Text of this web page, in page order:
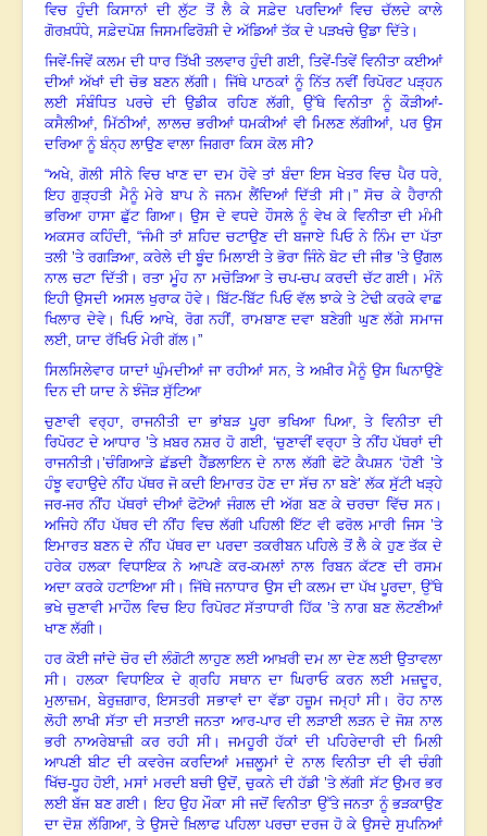
ਵਿਚ ਹੁੰਦੀ ਕਿਸਾਨਾਂ ਦੀ ਲੁੱਟ ਤੋਂ ਲੈ ਕੇ ਸਫ਼ੇਦ ਪਰਦਿਆਂ ਵਿਚ ਚੱਲਦੇ ਕਾਲੇ
ਗੋਰਖ਼ਧੰਧੇ, ਸਫ਼ੇਦਪੋਸ਼ ਜਿਸਮਫਿਰੋਸ਼ੀ ਦੇ ਅੱਡਿਆਂ ਤੱਕ ਦੇ ਪੜਖਚੇ ਉਡਾ ਦਿੱਤੇ।
ਜਿਵੇਂ-ਜਿਵੇਂ ਕਲਮ ਦੀ ਧਾਰ ਤਿੱਖੀ ਤਲਵਾਰ ਹੁੰਦੀ ਗਈ, ਤਿਵੇਂ-ਤਿਵੇਂ ਵਿਨੀਤਾ ਕਈਆਂ
ਦੀਆਂ ਅੱਖਾਂ ਦੀ ਚੋਭ ਬਣਨ ਲੱਗੀ। ਜਿੱਥੇ ਪਾਠਕਾਂ ਨੂੰ ਨਿੱਤ ਨਵੀਂ ਰਿਪੋਰਟ ਪੜ੍ਹਨ
ਲਈ ਸੰਬੰਧਿਤ ਪਰਚੇ ਦੀ ਉਡੀਕ ਰਹਿਣ ਲੱਗੀ,ਉੱਥੇ ਵਿਨੀਤਾ ਨੂੰ ਕੌੜੀਆਂ-
ਕਸੈਲੀਆਂ,ਮਿੱਠੀਆਂ, ਲਾਲਚ ਭਰੀਆਂ ਧਮਕੀਆਂ ਵੀ ਮਿਲਣ ਲੱਗੀਆਂ, ਪਰ ਉਸ
ਦਰਿਆ ਨੂੰ ਬੰਨ੍ਹ ਲਾਉਣ ਵਾਲਾ ਜਿਗਰਾ ਕਿਸ ਕੋਲ ਸੀ?
“ਅਖੇ,ਗੋਲੀ ਸੀਨੇ ਵਿਚ ਖਾਣ ਦਾ ਦਮ ਹੋਵੇ ਤਾਂ ਬੰਦਾ ਇਸ ਖੇਤਰ ਵਿਚ ਪੈਰ ਧਰੇ,
ਇਹ ਗੁੜ੍ਹਤੀ ਮੈਨੂੰ ਮੇਰੇ ਬਾਪ ਨੇ ਜਨਮ ਲੈਂਦਿਆਂ ਦਿੱਤੀ ਸੀ।”ਸੋਚ ਕੇ ਹੈਰਾਨੀ
ਭਰਿਆ ਹਾਸਾ ਛੁੱਟ ਗਿਆ।ਉਸ ਦੇ ਵਧਦੇ ਹੌਸਲੇ ਨੂੰ ਵੇਖ ਕੇ ਵਿਨੀਤਾ ਦੀ ਮੰਮੀ
ਅਕਸਰ ਕਹਿੰਦੀ, “ਜੰਮੀ ਤਾਂ ਸ਼ਹਿਦ ਚਟਾਉਣ ਦੀ ਬਜਾਏ ਪਿਓ ਨੇ ਨਿੰਮ ਦਾ ਪੱਤਾ
ਤਲੀ ’ਤੇ ਰਗੜਿਆ,ਕਰੇਲੇ ਦੀ ਬੂੰਦ ਮਿਲਾਈ ਤੇ ਭੋਰਾ ਜਿੰਨੇ ਬੋਟ ਦੀ ਜੀਭ ’ਤੇ ਉਂਗਲ
ਨਾਲ ਚਟਾ ਦਿੱਤੀ।ਰਤਾ ਮੂੰਹ ਨਾ ਮਚੋੜਿਆ ਤੇ ਚਪ-ਚਪ ਕਰਦੀ ਚੱਟ ਗਈ। ਮੰਨੋ
ਇਹੀ ਉਸਦੀ ਅਸਲ ਖੁਰਾਕ ਹੋਵੇ।ਬਿੱਟ-ਬਿੱਟ ਪਿਓ ਵੱਲ ਝਾਕੇ ਤੇ ਟੇਢੀ ਕਰਕੇ ਵਾਛ
ਖਿਲਾਰ ਦੇਵੇ।ਪਿਓ ਆਖੇ, ਰੋਗ ਨਹੀਂ, ਰਾਮਬਾਣ ਦਵਾ ਬਣੇਗੀ ਘੁਣ ਲੱਗੇ ਸਮਾਜ
ਲਈ, ਯਾਦ ਰੱਖਿਓ ਮੇਰੀ ਗੱਲ ।”
ਸਿਲਸਿਲੇਵਾਰ ਯਾਦਾਂ ਘੁੰਮਦੀਆਂ ਜਾ ਰਹੀਆਂ ਸਨ, ਤੇ ਅਖ਼ੀਰ ਮੈਨੂੰ ਉਸ ਘਿਨਾਉਣੇ
ਦਿਨ ਦੀ ਯਾਦ ਨੇ ਝੰਜੋੜ ਸੁੱਟਿਆ
ਚੁਣਾਵੀ ਵਰ੍ਹਾ, ਰਾਜਨੀਤੀ ਦਾ ਭਾਂਬੜ ਪੂਰਾ ਭਖਿਆ ਪਿਆ, ਤੇ ਵਿਨੀਤਾ ਦੀ
ਰਿਪੋਰਟ ਦੇ ਆਧਾਰ ’ਤੇ ਖ਼ਬਰ ਨਸ਼ਰ ਹੋ ਗਈ, ‘ਚੁਣਾਵੀਂ ਵਰ੍ਹਾ ਤੇ ਨੀਂਹ ਪੱਥਰਾਂ ਦੀ
ਰਾਜਨੀਤੀ।’ਚੰਗਿਆੜੇ ਛੱਡਦੀ ਹੈੱਡਲਾਇਨ ਦੇ ਨਾਲ ਲੱਗੀ ਫੋਟੋ ਕੈਪਸ਼ਨ ‘ਹੋਣੀ ’ਤੇ
ਹੰਝੂ ਵਹਾਉਦੇ ਨੀਂਹ ਪੱਥਰ ਜੋ ਕਦੀ ਇਮਾਰਤ ਹੋਣ ਦਾ ਸੱਚ ਨਾ ਬਣੇ’ ਲੱਕ ਸੁੱਟੀ ਖੜ੍ਹੇ
ਜਰ-ਜਰ ਨੀਂਹ ਪੱਥਰਾਂ ਦੀਆਂ ਫੋਟੋਆਂ ਜੰਗਲ ਦੀ ਅੱਗ ਬਣ ਕੇ ਚਰਚਾ ਵਿੱਚ ਸਨ।
ਅਜਿਹੇ ਨੀਂਹ ਪੱਥਰ ਦੀ ਨੀਂਹ ਵਿਚ ਲੱਗੀ ਪਹਿਲੀ ਇੱਟ ਵੀ ਫਰੋਲ ਮਾਰੀ ਜਿਸ ’ਤੇ
ਇਮਾਰਤ ਬਣਨ ਦੇ ਨੀਂਹ ਪੱਥਰ ਦਾ ਪਰਦਾ ਤਕਰੀਬਨ ਪਹਿਲੇ ਤੋਂ ਲੈ ਕੇ ਹੁਣ ਤੱਕ ਦੇ
ਹਰੇਕ ਹਲਕਾ ਵਿਧਾਇਕ ਨੇ ਆਪਣੇ ਕਰ-ਕਮਲਾਂ ਨਾਲ ਰਿਬਨ ਕੱਟਣ ਦੀ ਰਸਮ
ਅਦਾ ਕਰਕੇ ਹਟਾਇਆ ਸੀ।ਜਿੱਥੇ ਜਨਾਧਾਰ ਉਸ ਦੀ ਕਲਮ ਦਾ ਪੱਖ ਪੂਰਦਾ,ਉੱਥੇ
ਭਖੇ ਚੁਣਾਵੀ ਮਾਹੌਲ ਵਿਚ ਇਹ ਰਿਪੋਰਟ ਸੱਤਾਧਾਰੀ ਹਿੱਕ ’ਤੇ ਨਾਗ ਬਣ ਲੋਟਣੀਆਂ
ਖਾਣ ਲੱਗੀ।
ਹਰ ਕੋਈ ਜਾਂਦੇ ਚੋਰ ਦੀ ਲੰਗੋਟੀ ਲਾਹੁਣ ਲਈ ਆਖ਼ਰੀ ਦਮ ਲਾ ਦੇਣ ਲਈ ਉਤਾਵਲਾ
ਸੀ।ਹਲਕਾ ਵਿਧਾਇਕ ਦੇ ਗ੍ਰਹਿ ਸਥਾਨ ਦਾ ਘਿਰਾਓ ਕਰਨ ਲਈ ਮਜ਼ਦੂਰ,
ਮੁਲਾਜ਼ਮ, ਬੇਰੁਜ਼ਗਾਰ,ਇਸਤਰੀ ਸਭਾਵਾਂ ਦਾ ਵੱਡਾ ਹਜ਼ੂਮ ਜਮ੍ਹਾਂ ਸੀ। ਰੋਹ ਨਾਲ
ਲੋਹੀ ਲਾਖੀ ਸੱਤਾ ਦੀ ਸਤਾਈ ਜਨਤਾ ਆਰ-ਪਾਰ ਦੀ ਲੜਾਈ ਲੜਨ ਦੇ ਜੋਸ਼ ਨਾਲ
ਭਰੀ ਨਾਅਰੇਬਾਜ਼ੀ ਕਰ ਰਹੀ ਸੀ। ਜਮਹੂਰੀ ਹੱਕਾਂ ਦੀ ਪਹਿਰੇਦਾਰੀ ਦੀ ਮਿਲੀ
ਆਪਣੀ ਬੀਟ ਦੀ ਕਵਰੇਜ ਕਰਦਿਆਂ ਮਜ਼ਲੂਮਾਂ ਦੇ ਨਾਲ ਵਿਨੀਤਾ ਦੀ ਵੀ ਚੰਗੀ
ਖਿੱਚ-ਧੂਹ ਹੋਈ,ਮਸਾਂ ਮਰਦੀ ਬਚੀ ਉਦੋਂ,ਚੁਕਨੇ ਦੀ ਹੱਡੀ ’ਤੇ ਲੱਗੀ ਸੱਟ ਉਮਰ ਭਰ
ਲਈ ਬੱਜ ਬਣ ਗਈ।ਇਹ ਉਹ ਮੌਕਾ ਸੀ ਜਦੋਂ ਵਿਨੀਤਾ ਉੱਤੇ ਜਨਤਾ ਨੂੰ ਭੜਕਾਉਣ
ਦਾ ਦੋਸ਼ ਲੱਗਿਆ,ਤੇ ਉਸਦੇ ਖ਼ਿਲਾਫ ਪਹਿਲਾ ਪਰਚਾ ਦਰਜ ਹੋ ਕੇ ਉਸਦੇ ਸੁਪਨਿਆਂ